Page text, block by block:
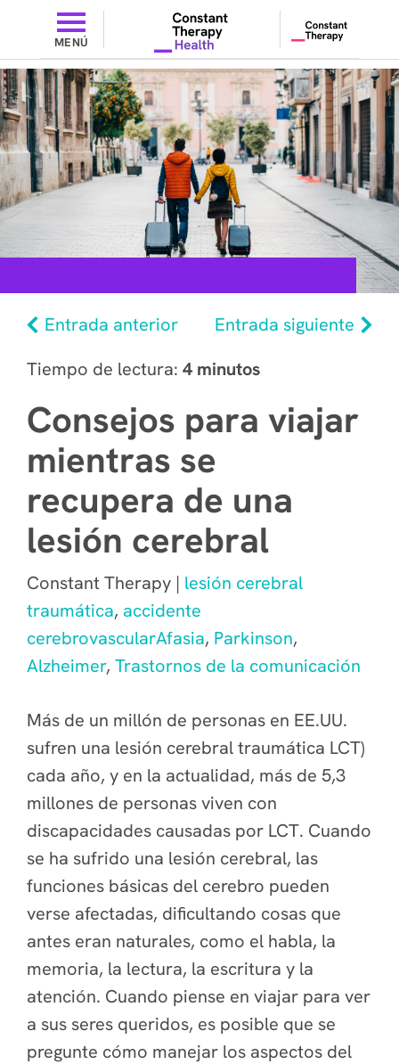
MENÚ
Entrada anterior
Entrada siguiente
Tiempo de lectura: 4 minutos
Consejos para viajar
mientras se
recupera de una
lesión cerebral
Constant Therapy | lesión cerebral
traumática, accidente
cerebrovascularAfasia, Parkinson,
Alzheimer, Trastornos de la comunicación
Más de un millón de personas en EE.UU.
sufren una lesión cerebral traumática LCT)
cada año, y en la actualidad, más de 5,3
millones de personas viven con
discapacidades causadas por LCT. Cuando
se ha sufrido una lesión cerebral, las
funciones básicas del cerebro pueden
verse afectadas, dificultando cosas que
antes eran naturales, como el habla, la
memoria, la lectura, la escritura y la
atención. Cuando piense en viajar para ver
a sus seres queridos, es posible que se
pregunte cómo manejar los aspectos del